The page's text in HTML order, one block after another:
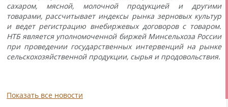
сахаром, мясной, молочной продукцией и другими
товарами, рассчитывает индексы рынка зерновых культур
и ведет регистрацию внебиржевых договоров с товаром.
НТБ является уполномоченной биржей Минсельхоза России
при проведении государственных интервенций на рынке
сельскохозяйственной продукции, сырья и продовольствия.
Показать все новости